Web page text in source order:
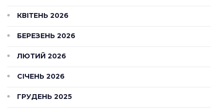
КВІТЕНЬ 2026
БЕРЕЗЕНЬ 2026
ЛЮТИЙ 2026
СІЧЕНЬ 2026
ГРУДЕНЬ 2025